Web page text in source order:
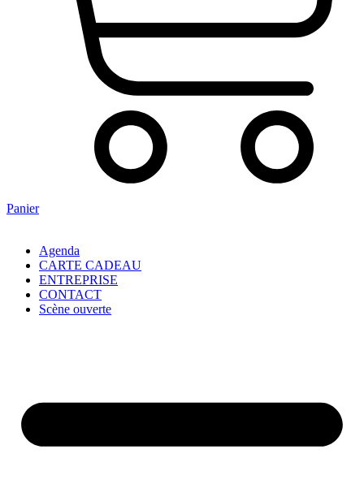
Panier
Agenda
CARTE CADEAU
ENTREPRISE
CONTACT
Scène ouverte